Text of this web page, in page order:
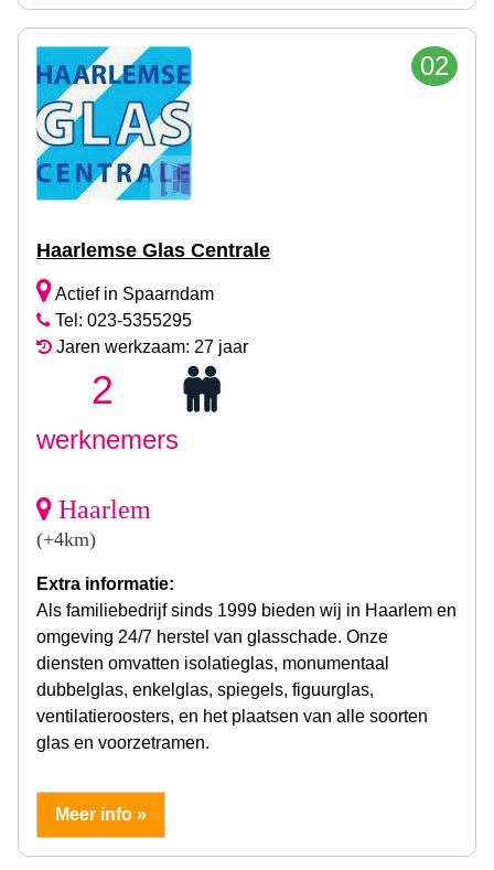
02
Haarlemse Glas Centrale
Actief in Spaarndam
Tel: 023-5355295
Jaren werkzaam: 27 jaar
2
werknemers
Haarlem
(+4km)
Extra informatie:
Als familiebedrijf sinds 1999 bieden wij in Haarlem en
omgeving 24/7 herstel van glasschade. Onze
diensten omvatten isolatieglas, monumentaal
dubbelglas, enkelglas, spiegels, figuurglas,
ventilatieroosters, en het plaatsen van alle soorten
glas en voorzetramen.
Meer info »